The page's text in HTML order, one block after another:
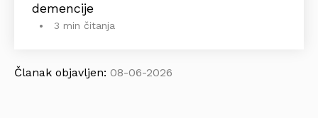
demencije
3 min čitanja
Članak objavljen: 08-06-2026